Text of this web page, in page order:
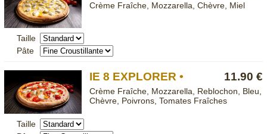
Crème Fraîche, Mozzarella, Chèvre, Miel
Taille
Pâte
11.90 €
IE 8 EXPLORER •
Crème Fraîche, Mozzarella, Reblochon, Bleu,
Chèvre, Poivrons, Tomates Fraîches
Taille